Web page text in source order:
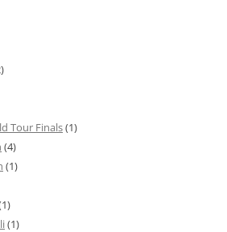
Tour Finals(1)
(4)
(1)
(1)